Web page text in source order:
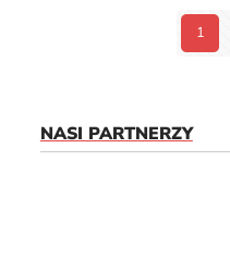
1
NASI PARTNERZY